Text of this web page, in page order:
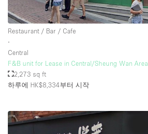
Restaurant / Bar / Cafe
∙
Central
F&B unit for Lease in Central/Sheung Wan Area
2,273 sq ft
하루에 HK$8,334부터 시작